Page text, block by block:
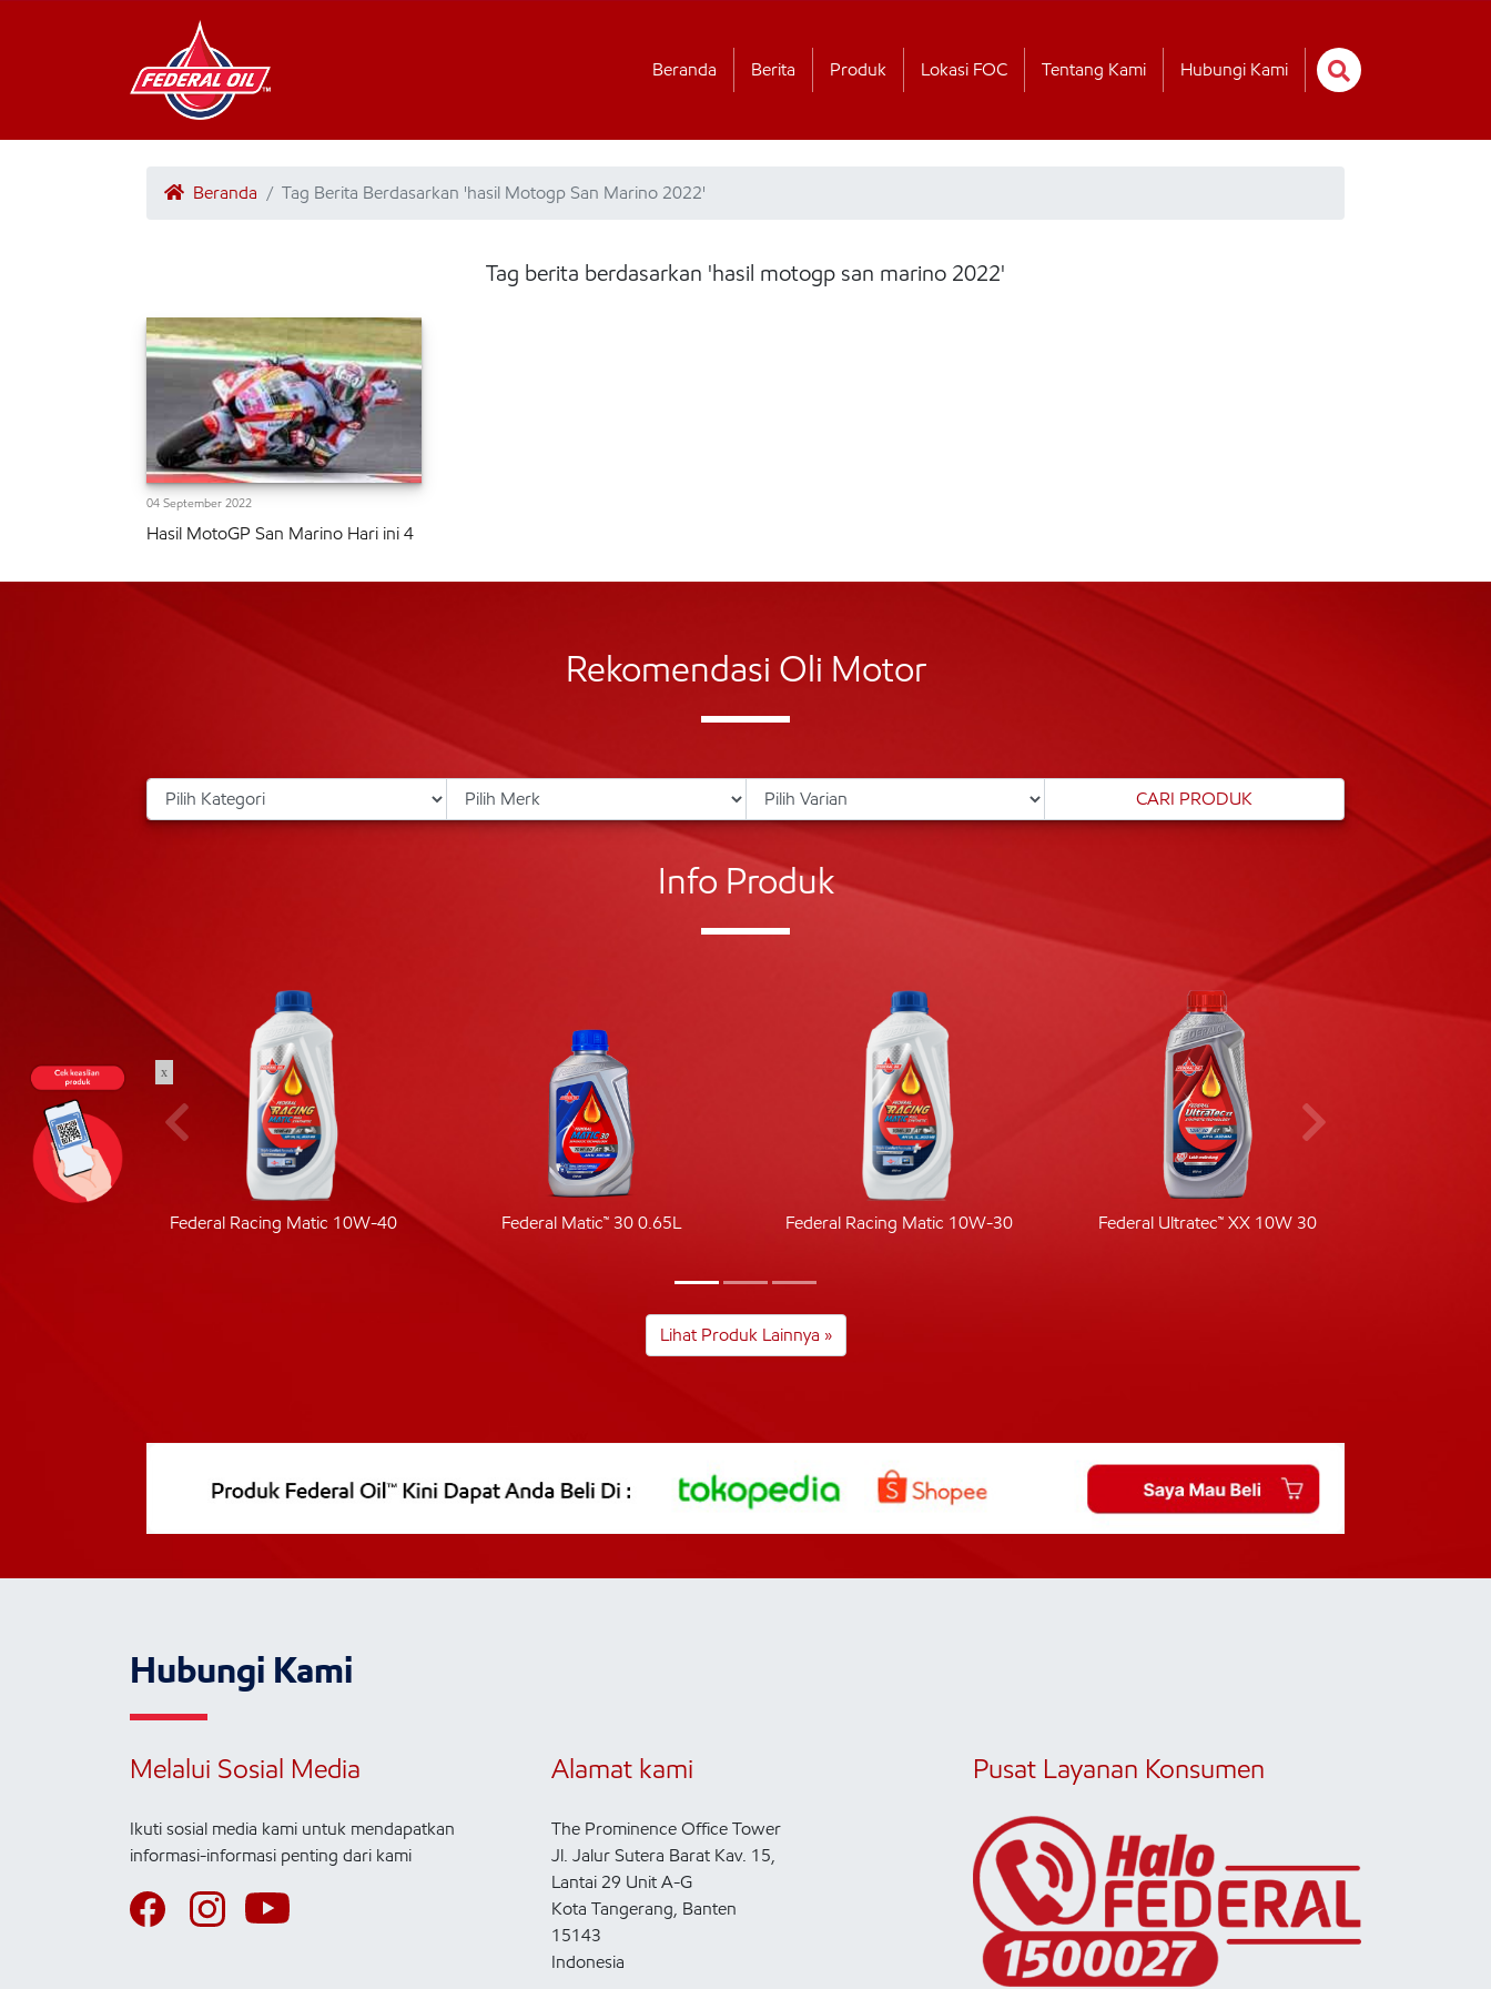
Beranda Berita Produk Lokasi FOC Tentang Kami Hubungi Kami
Beranda Tag Berita Berdasarkan 'hasil Motogp San Marino 2022'
Tag berita berdasarkan 'hasil motogp san marino 2022'
04 September 2022
Hasil MotoGP San Marino Hari ini 4
Rekomendasi Oli Motor
Info Produk
Federal Racing Matic 10W-40 Federal Matic™ 30 0.65L Federal Racing Matic 10W-30 Federal Ultratec™ XX 10W 30
Lihat Produk Lainnya »
Hubungi Kami
Melalui Sosial Media
Ikuti sosial media kami untuk mendapatkan
informasi-informasi penting dari kami
Alamat kami
The Prominence Office Tower
Jl. Jalur Sutera Barat Kav. 15,
Lantai 29 Unit A-G
Kota Tangerang, Banten
15143
Indonesia
Pusat Layanan Konsumen
x